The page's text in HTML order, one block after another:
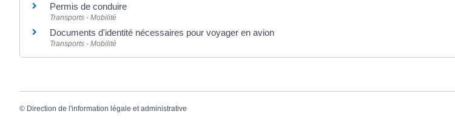
Permis de conduire
Transports - Mobilité
Documents d'identité nécessaires pour voyager en avion
Transports - Mobilité
© Direction de l'information légale et administrative